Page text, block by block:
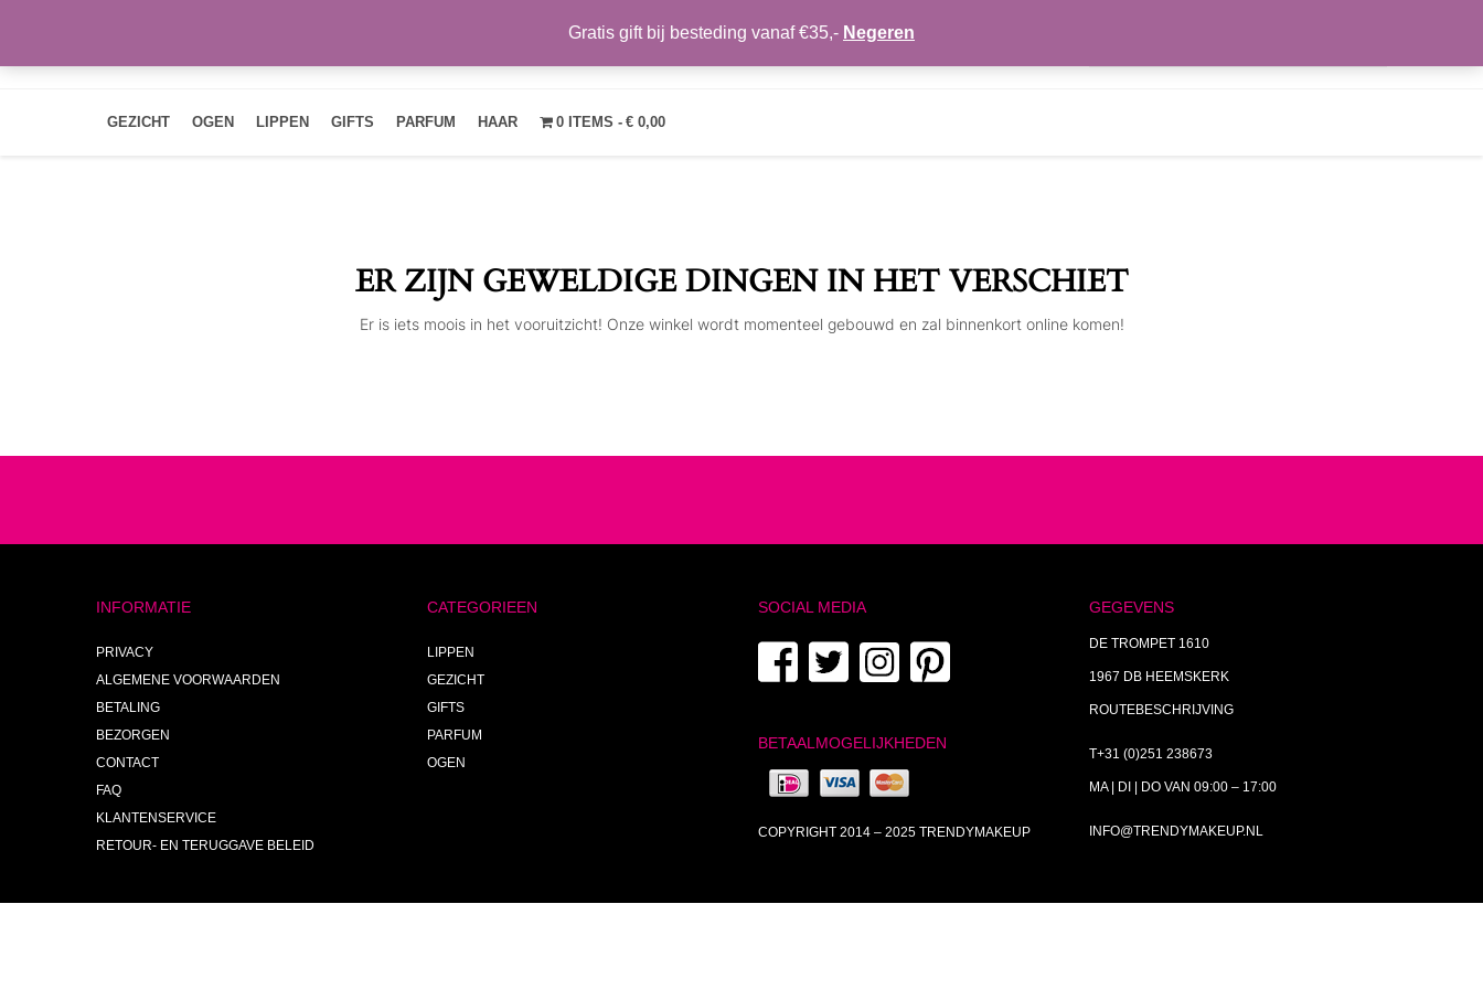
OVER ONS NIEUWS CONTACT MIJN ACCOUNT
GEZICHT OGEN LIPPEN GIFTS PARFUM HAAR 0 ITEMS € 0,00
ER ZIJN GEWELDIGE DINGEN IN HET VERSCHIET
Er is iets moois in het vooruitzicht! Onze winkel wordt momenteel gebouwd en zal binnenkort online komen!
INFORMATIE
PRIVACY
ALGEMENE VOORWAARDEN
BETALING
BEZORGEN
CONTACT
FAQ
KLANTENSERVICE
RETOUR- EN TERUGGAVE BELEID
CATEGORIEEN
LIPPEN
GEZICHT
GIFTS
PARFUM
OGEN
SOCIAL MEDIA
BETAALMOGELIJKHEDEN
COPYRIGHT 2014 – 2025 TRENDYMAKEUP
GEGEVENS
DE TROMPET 1610
1967 DB HEEMSKERK
ROUTEBESCHRIJVING
T+31 (0)251 238673
MA | DI | DO VAN 09:00 – 17:00
INFO@TRENDYMAKEUP.NL
Gratis gift bij besteding vanaf €35,- Negeren